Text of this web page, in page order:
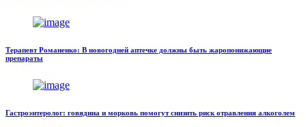
Терапевт Романенко: В новогодней аптечке должны быть жаропонижающие
препараты
Гастроэнтеролог: говядина и морковь помогут снизить риск отравления алкоголем